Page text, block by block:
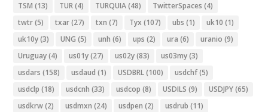
TSM (13) TUR(4) TURQUIA(48) TwitterSpaces (4)
twtr(5) txar(27) txn (7) Tyx (107) ubs (1) uk10 (1)
uk10y(3) UNG (5) unh (6) ups (2) ura (6) uranio (9)
Uruguay(4) us01y(27) us02y(83) us03my(3)
usdars (158) usdaud (1) USDBRL(100) usdchf(5)
usdclp (18) usdcnh (33) usdcop (8) USDILS (9) USDJPY(65)
usdkrw(2) usdmxn (24) usdpen (2) usdrub (11)